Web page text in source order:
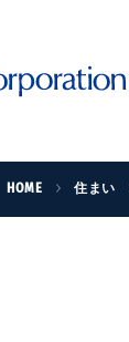
HOME 住まい